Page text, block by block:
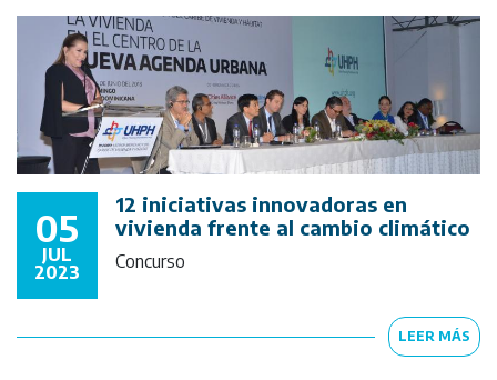
05
JUL
2023
12 iniciativas innovadoras en
vivienda frente al cambio climático
Concurso
LEER MÁS